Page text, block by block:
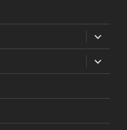
ブ
メ
ニ
ュ
ー
開
ブ
メ
ー
開